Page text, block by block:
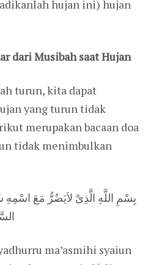
hujan ini) hujan
dari Musibah saat Hujan
turun, kita dapat
yang turun tidak
merupakan bacaan doa
tidak menimbulkan
بِسْمِ اللَّهِ الَّذِىْ لاَيَضُرُّ مَعَ
ma’asmihi syaiun